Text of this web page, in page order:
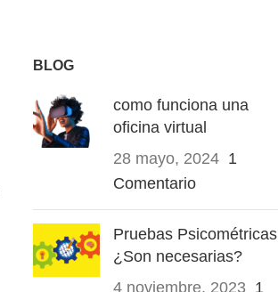
BLOG
como funciona una
oficina virtual
28 mayo, 2024 1
Comentario
Pruebas Psicométricas
¿Son necesarias?
4 noviembre, 2023 1